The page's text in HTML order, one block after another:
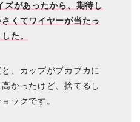
ズがあったから、期待し
くてワイヤーが当たっ
た。
、カップがブカブカに
かったけど、捨てるし
ックです。